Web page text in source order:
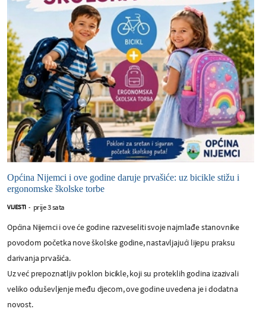
Općina Nijemci i ove godine daruje prvašiće: uz bicikle stižu i
ergonomske školske torbe
VIJESTI - prije 3 sata
Općina Nijemci i ove će godine razveseliti svoje najmlađe stanovnike
povodom početka nove školske godine, nastavljajući lijepu praksu
darivanja prvašića.
Uz već prepoznatljiv poklon bicikle, koji su proteklih godina izazivali
veliko oduševljenje među djecom, ove godine uvedena je i dodatna
novost.